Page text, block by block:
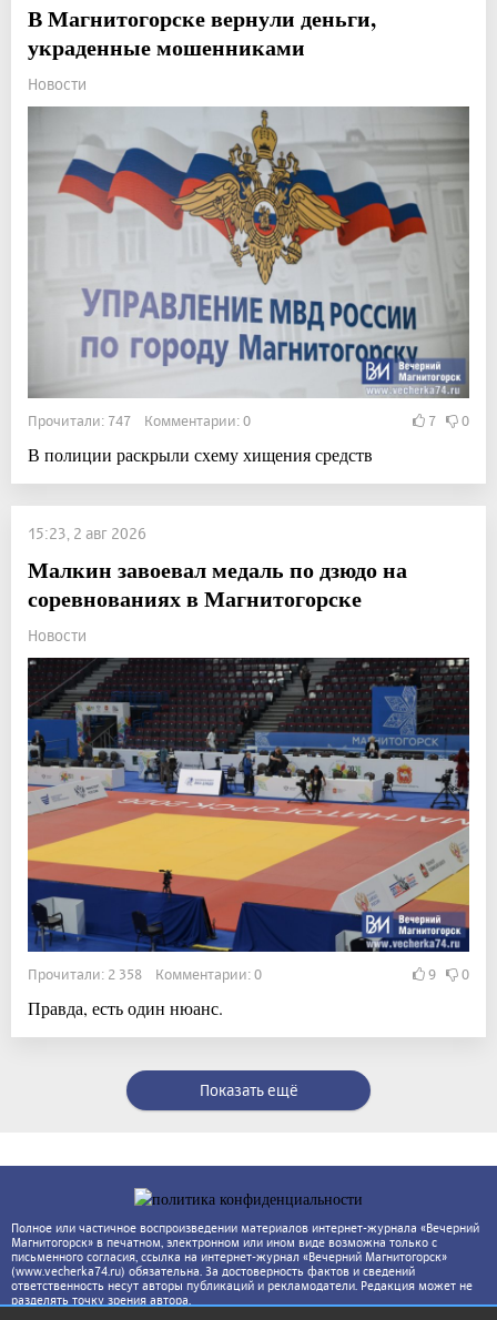
В Магнитогорске вернули деньги,
украденные мошенниками
Новости
Прочитали: 747 Комментарии: 0 7 0
В полиции раскрыли схему хищения средств
15:23, 2 авг 2026
Малкин завоевал медаль по дзюдо на
соревнованиях в Магнитогорске
Новости
Прочитали: 2 358 Комментарии: 0 9 0
Правда, есть один нюанс.
Показать ещё
Полное или частичное воспроизведении материалов интернет-журнала «Вечерний
Магнитогорск» в печатном, электронном или ином виде возможна только с
письменного согласия, ссылка на интернет-журнал «Вечерний Магнитогорск»
(www.vecherka74.ru) обязательна. За достоверность фактов и сведений
ответственность несут авторы публикаций и рекламодатели. Редакция может не
разделять точку зрения автора.